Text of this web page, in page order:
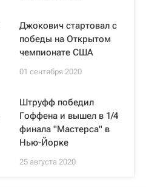
Джокович стартовал с
победы на Открытом
чемпионате США
01 сентября 2020
Штруфф победил
Гоффена и вышел в 1/4
финала "Мастерса" в
Нью-Йорке
25 августа 2020